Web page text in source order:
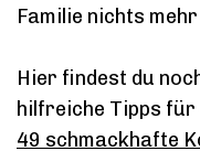
Familie nichts mehr
Hier findest du
hilfreiche Tipps
49 schmackhafte